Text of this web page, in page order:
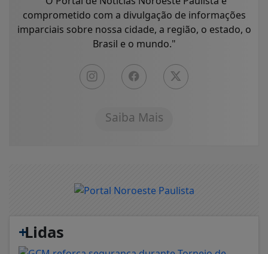
comprometido com a divulgação de informações
imparciais sobre nossa cidade, a região, o estado, o
Brasil e o mundo."
Saiba Mais
+
Lidas